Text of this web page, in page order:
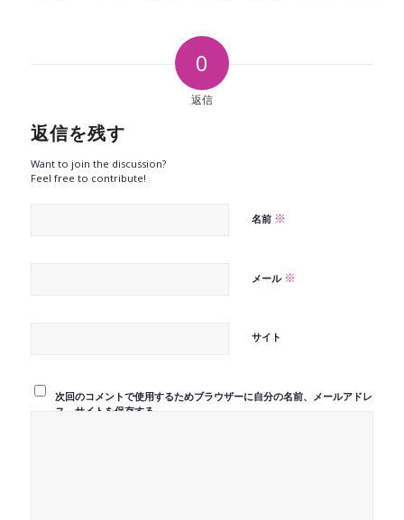
0
返信
返信を残す
Want to join the discussion?
Feel free to contribute!
名前 ※
メール ※
サイト
次回のコメントで使用するためブラウザーに自分の名前、メールアドレ
ス、サイトを保存する。